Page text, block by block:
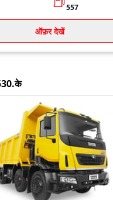
557
ऑफ़र देखें